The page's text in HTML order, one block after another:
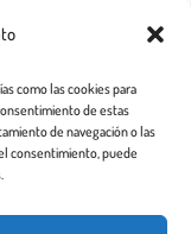
como las cookies para
de estas
de navegación o las
consentimiento, puede